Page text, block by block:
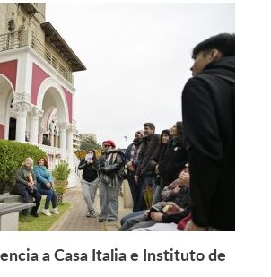
Leer más +
a Casa Italia e Instituto de